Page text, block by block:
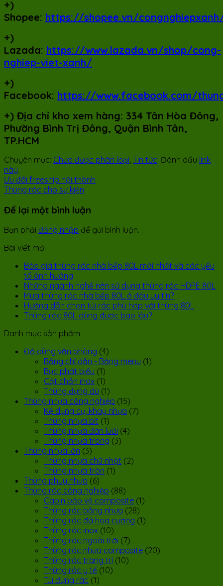
+)
Shopee: https://shopee.vn/
+)
Lazada: https://www.lazada.vn/shop/cong-
nghiep-viet-xanh/
+)
Facebook: https://www.facebook.com/
+) Địa chỉ kho xem hàng: 334 Tân Hòa Đông,
Phường Bình Trị Đông, Quận Bình Tân,
TP.HCM
Chuyên mục: Chưa được phân loại Tin tức. Đánh dấu link
này.
Ưu đãi freeship nội thành
Thùng rác cho sự kiện
Để lại một bình luận
Bạn phải đăng nhập để gửi bình luận.
Bài viết mới
Báo giá thùng rác nhà bếp 80L mới nhất và các yếu
tố ảnh hưởng
Những ngành nghề nên sử dụng thùng rác HDPE 80L
Mua thùng rác nhà bếp 80L ở đâu uy tín?
Hướng dẫn chọn túi rác phù hợp với thùng 80L
Thùng rác 80L dùng được bao lâu?
Danh mục sản phẩm
Đồ dùng văn phòng (4)
Bảng chỉ dẫn - Bảng menu (1)
Bục phát biểu (1)
Cột chắn inox (1)
Thùng đựng dù (1)
Thùng nhựa công nghiệp (15)
Kệ dụng cụ, khay nhựa (7)
Thùng nhựa bít (1)
Thùng nhựa đan lưới (4)
Thùng nhựa trong (3)
Thùng nhựa lớn (3)
Thùng nhựa chữ nhật (2)
Thùng nhựa tròn (1)
Thùng phuy nhựa (6)
Thùng rác công nghiệp (88)
Cabin bảo vệ composite (1)
Thùng rác bằng nhựa (28)
Thùng rác đá hoa cương (1)
Thùng rác inox (10)
Thùng rác ngoài trời (7)
Thùng rác nhựa composite (20)
Thùng rác trang trí (10)
Thùng rác y tế (10)
Túi đựng rác (1)